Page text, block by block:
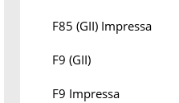
F85 (GII) Impressa
F9 (GII)
F9 Impressa